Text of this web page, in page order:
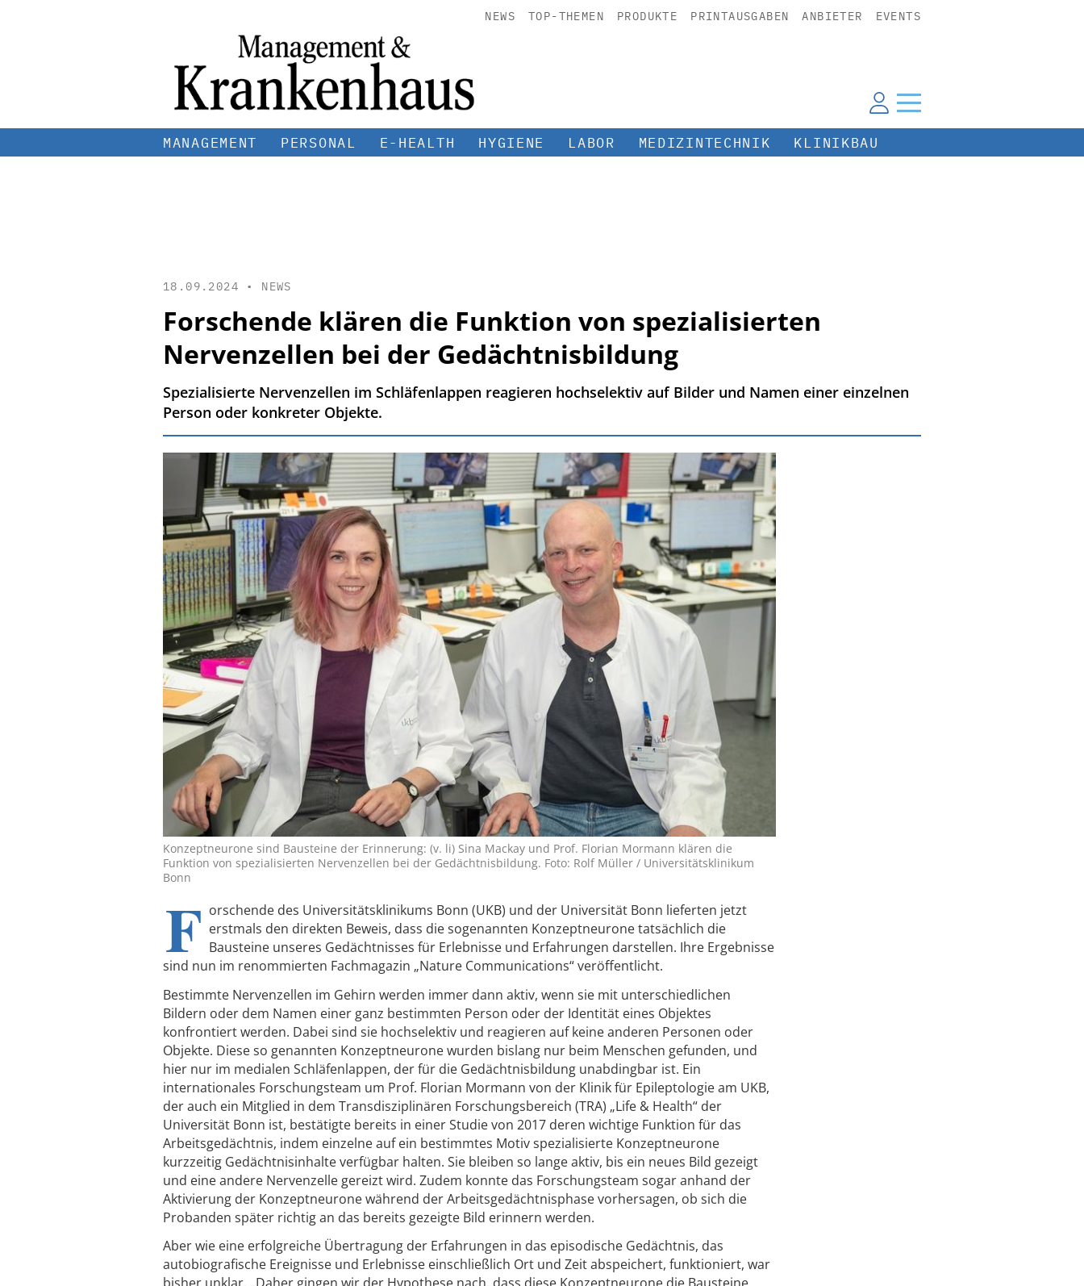
NEWS TOP-THEMEN PRODUKTE PRINTAUSGABEN ANBIETER EVENTS
MANAGEMENT PERSONAL E-HEALTH HYGIENE LABOR MEDIZINTECHNIK KLINIKBAU
18.09.2024 • NEWS
Forschende klären die Funktion von spezialisierten
Nervenzellen bei der Gedächtnisbildung
Spezialisierte Nervenzellen im Schläfenlappen reagieren hochselektiv auf Bilder und Namen einer einzelnen
Person oder konkreter Objekte.
Konzeptneurone sind Bausteine der Erinnerung: (v. li) Sina Mackay und Prof. Florian Mormann klären die
Funktion von spezialisierten Nervenzellen bei der Gedächtnisbildung. Foto: Rolf Müller / Universitätsklinikum
Bonn
F orschende des Universitätsklinikums Bonn (UKB) und der Universität Bonn lieferten jetzt
erstmals den direkten Beweis, dass die sogenannten Konzeptneurone tatsächlich die
Bausteine unseres Gedächtnisses für Erlebnisse und Erfahrungen darstellen. Ihre Ergebnisse
sind nun im renommierten Fachmagazin „Nature Communications“ veröffentlicht.
Bestimmte Nervenzellen im Gehirn werden immer dann aktiv, wenn sie mit unterschiedlichen
Bildern oder dem Namen einer ganz bestimmten Person oder der Identität eines Objektes
konfrontiert werden. Dabei sind sie hochselektiv und reagieren auf keine anderen Personen oder
Objekte. Diese so genannten Konzeptneurone wurden bislang nur beim Menschen gefunden, und
hier nur im medialen Schläfenlappen, der für die Gedächtnisbildung unabdingbar ist. Ein
internationales Forschungsteam um Prof. Florian Mormann von der Klinik für Epileptologie am UKB,
der auch ein Mitglied in dem Transdisziplinären Forschungsbereich (TRA) „Life & Health“ der
Universität Bonn ist, bestätigte bereits in einer Studie von 2017 deren wichtige Funktion für das
Arbeitsgedächtnis, indem einzelne auf ein bestimmtes Motiv spezialisierte Konzeptneurone
kurzzeitig Gedächtnisinhalte verfügbar halten. Sie bleiben so lange aktiv, bis ein neues Bild gezeigt
und eine andere Nervenzelle gereizt wird. Zudem konnte das Forschungsteam sogar anhand der
Aktivierung der Konzeptneurone während der Arbeitsgedächtnisphase vorhersagen, ob sich die
Probanden später richtig an das bereits gezeigte Bild erinnern werden.
Aber wie eine erfolgreiche Übertragung der Erfahrungen in das episodische Gedächtnis, das
autobiografische Ereignisse und Erlebnisse einschließlich Ort und Zeit abspeichert, funktioniert, war